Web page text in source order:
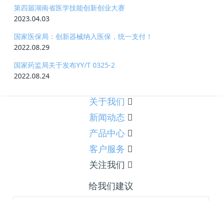
第四届湖南省医学技能创新创业大赛
2023.04.03
国家医保局：创新器械纳入医保，统一支付！
2022.08.29
国家药监局关于发布YY/T 0325-2
2022.08.24
关于我们
新闻动态
产品中心
客户服务
关注我们
给我们建议